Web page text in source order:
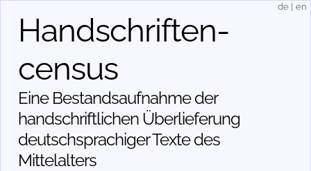
Handschriften­
census
Eine Bestandsaufnahme der
handschriftlichen Über­lieferung
deutschsprachiger Texte des
Mittelalters
de en